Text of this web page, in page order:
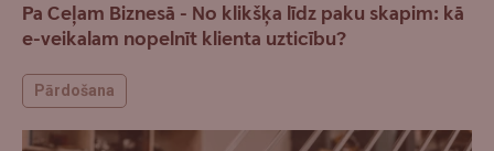
Pa Ceļam Biznesā - No klikšķa līdz paku skapim: kā
e-veikalam nopelnīt klienta uzticību?
Pārdošana